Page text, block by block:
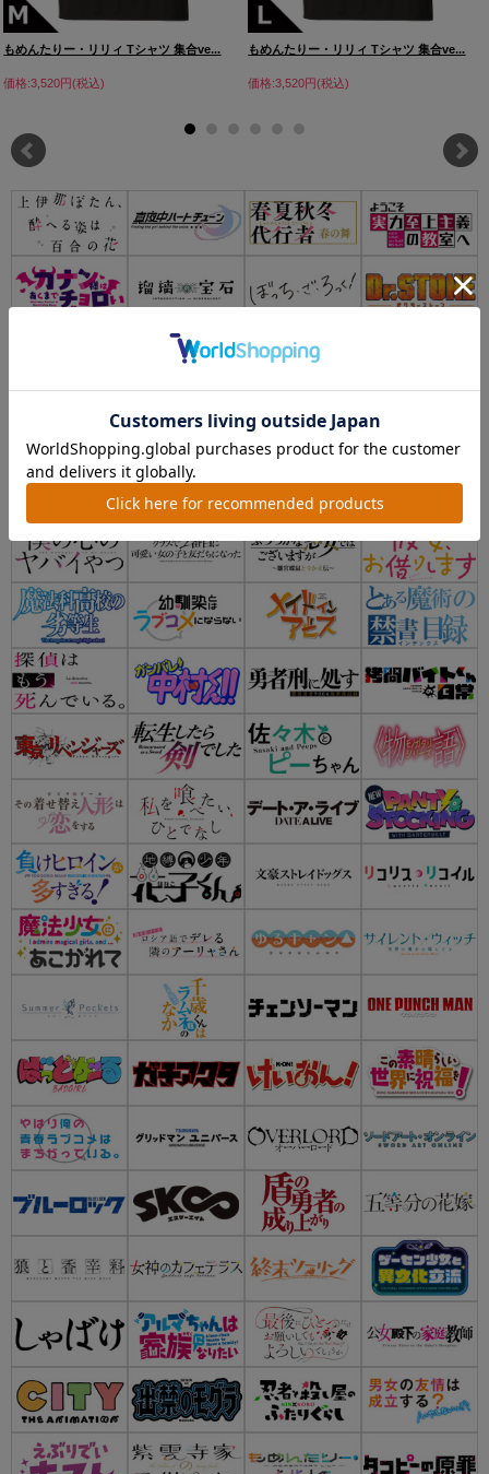
もめんたりー・リリィ Tシャツ 集合ve...
価格:3,520円(税込)
もめんたりー・リリィ Tシャツ 集合ve...
価格:3,520円(税込)